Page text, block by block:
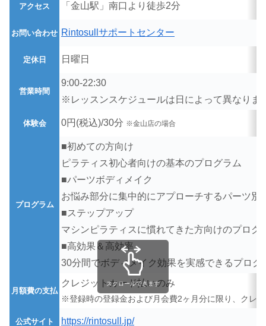
アクセス 「金山駅」南口より徒歩2分
お問い合わせ Rintosullサポートセンター
定休日 日曜日
営業時間
9:00-22:30
※レッスンスケジュールは日によって異なりま
体験会 0円(税込)/30分 ※金山店の場合
プログラム
■初めての方向け
ピラティス初心者向けの基本のプログラム
■パーツボディメイク
お悩み部分に集中的にアプローチするパーツ別
■ステップアップ
マシンピラティスに慣れてきた方向けのプログ
■高効果＆高効率
30分間でボディメイク効果を実感できるプログ
月額費の支払
クレジットカード払いのみ
※登録時の登録金および月会費2ヶ月分に限り、クレ
公式サイト https://rintosull.jp/
スクロールできます